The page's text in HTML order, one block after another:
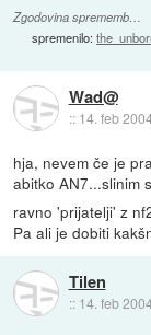
Zgodovina sprememb…
spremenilo:
Wad@
:: 14. feb
hja, nevem če je
abitko AN7...slinim
ravno 'prijatelji' z
Pa ali je dobiti
Tilen
:: 14. feb